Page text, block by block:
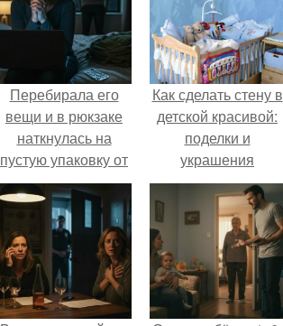
Перебирала его
вещи и в рюкзаке
наткнулась на
пустую упаковку от
каких-то таблеток.
Как сделать стену в
детской красивой:
поделки и
украшения